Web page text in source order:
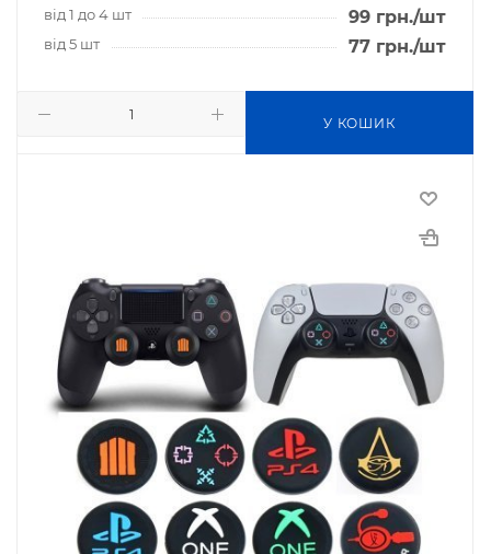
від 1 до 4 шт 99 грн./шт
від 5 шт 77 грн./шт
У КОШИК